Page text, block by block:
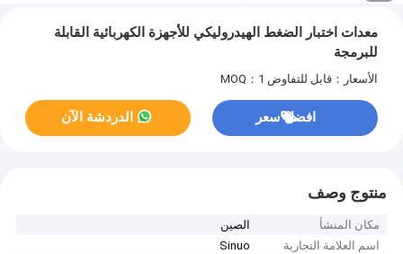
معدات اختبار الضغط الهيدروليكي للأجهزة الكهربائية القابلة
للبرمجة
الأسعار：قابل للتفاوض MOQ：1
افضل سعر الدردشة الآن
منتوج وصف
مكان المنشأ
الصين
اسم العلامة التجارية
Sinuo